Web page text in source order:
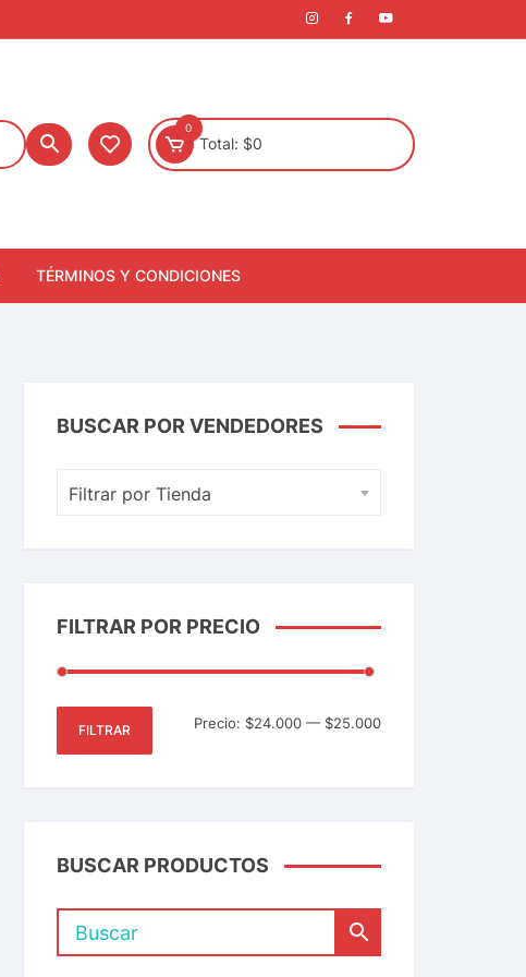
0
Total: $0
TÉRMINOS Y CONDICIONES
BUSCAR POR VENDEDORES
Filtrar por Tienda
FILTRAR POR PRECIO
FILTRAR Precio: $24.000 — $25.000
BUSCAR PRODUCTOS